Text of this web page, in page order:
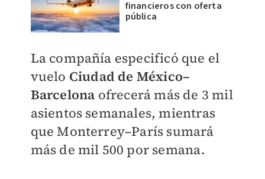
financieros con oferta
pública
La compañía especificó que el
vuelo Ciudad de México–
Barcelona ofrecerá más de 3 mil
asientos semanales, mientras
que Monterrey–París sumará
más de mil 500 por semana.